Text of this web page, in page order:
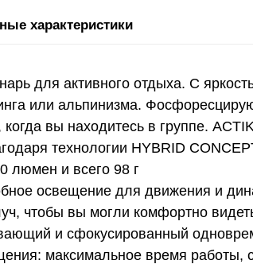
характеристики
для активного отдыха. С
или альпинизма.
вы находитесь в группе.
технологии HYBRID
люмен и всего 98 г
освещение для движения и
чтобы вы могли комфортно
и сфокусированный
максимальное время